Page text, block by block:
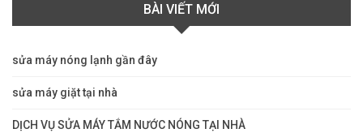
BÀI VIẾT MỚI
sửa máy nóng lạnh gần đây
sửa máy giặt tại nhà
DỊCH VỤ SỬA MÁY TẮM NƯỚC NÓNG TẠI NHÀ